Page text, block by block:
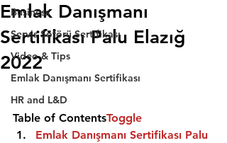
Business
Servis Şöförü Sertifikası
Video & Tips
Emlak Danışmanı Sertifikası
HR and L&D
Emlak Danışmanı
Sertifikası Palu Elazığ
2022
Table of ContentsToggle
Emlak Danışmanı Sertifikası Palu